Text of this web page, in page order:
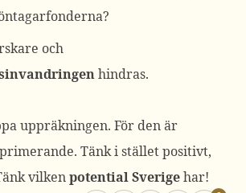
och
hindras.
uppräkningen. För den är
Tänk i stället positivt,
vilkenpotential Sverigehar!